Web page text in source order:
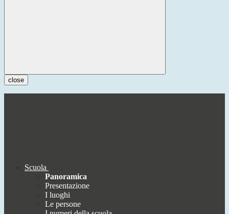
close
Scuola
Panoramica
Presentazione
I luoghi
Le persone